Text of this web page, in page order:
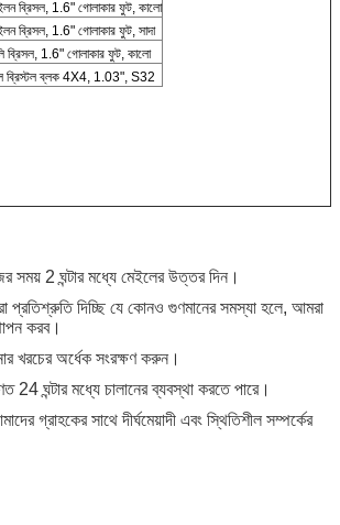
ব্রিসল, 1.6" গোলাকার ফুট, কালো
ব্রিসল, 1.6" গোলাকার ফুট, সাদা
ব্রিসল, 1.6" গোলাকার ফুট, কালো
ব্রিস্টল ব্লক 4X4, 1.03", S32
সময় 2 ঘন্টার মধ্যে মেইলের উত্তর দিন।
প্রতিশ্রুতি দিচ্ছি যে কোনও গুণমানের সমস্যা হলে, আমরা
করব।
অর্ধেক সংরক্ষণ করুন।
24 ঘন্টার মধ্যে চালানের ব্যবস্থা করতে পারে।
গ্রাহকের সাথে দীর্ঘমেয়াদী এবং স্থিতিশীল সম্পর্কের